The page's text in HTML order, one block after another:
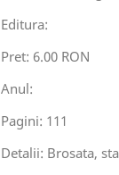
Editura:
Pret: 6.00 RON
Anul:
Pagini: 111
Detalii: Brosata,